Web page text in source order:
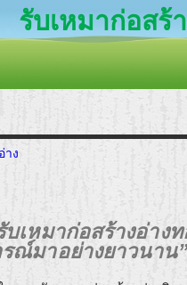
รับเหมาก่อสร้
อ่าง
บเหมาก่อสร้างอ่าง
ณ์มาอย่างยาวนาน